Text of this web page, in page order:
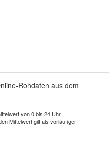
Rohdaten aus dem
von 0 bis 24 Uhr
Mittelwert gilt als vorläufiger